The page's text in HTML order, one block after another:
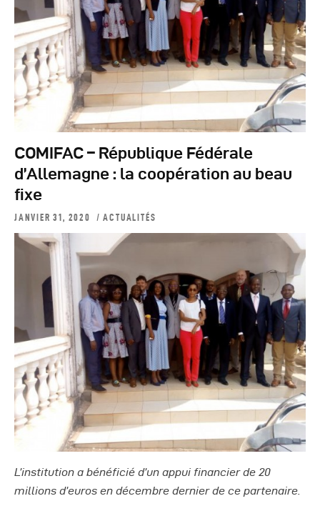
COMIFAC – République Fédérale
d’Allemagne : la coopération au beau
fixe
JANVIER 31, 2020 ACTUALITÉS
L’institution a bénéficié d’un appui financier de 20
millions d’euros en décembre dernier de ce partenaire.